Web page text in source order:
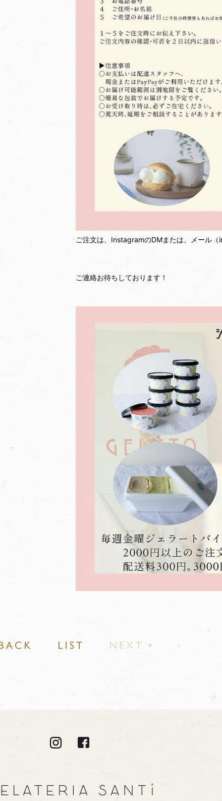
ご注文は、InstagramのDMまたは、メール（
ご連絡お待ちしております！